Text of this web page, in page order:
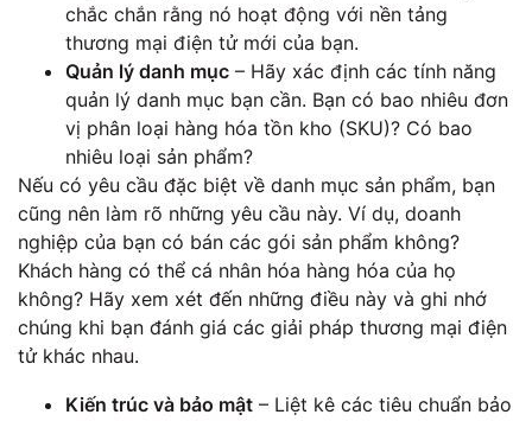
chắc chắn rằng nó hoạt động với nền tảng
thương mại điện tử mới của bạn.
Quản lý danh mục – Hãy xác định các tính năng
quản lý danh mục bạn cần. Bạn có bao nhiêu đơn
vị phân loại hàng hóa tồn kho (SKU)? Có bao
nhiêu loại sản phẩm?
Nếu có yêu cầu đặc biệt về danh mục sản phẩm, bạn
cũng nên làm rõ những yêu cầu này. Ví dụ, doanh
nghiệp của bạn có bán các gói sản phẩm không?
Khách hàng có thể cá nhân hóa hàng hóa của họ
không? Hãy xem xét đến những điều này và ghi nhớ
chúng khi bạn đánh giá các giải pháp thương mại điện
tử khác nhau.
Kiến trúc và bảo mật – Liệt kê các tiêu chuẩn bảo